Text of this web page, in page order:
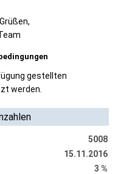
gestellten
werden.
5008
15.11.2016
3 %